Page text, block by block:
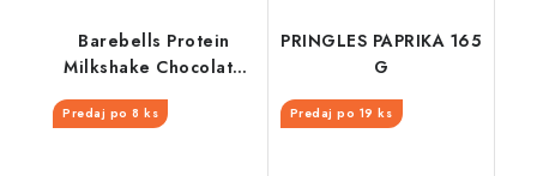
Barebells Protein
Milkshake Chocolate
Predaj po 8 ks
PRINGLES PAPRIKA 165
G
Predaj po 19 ks